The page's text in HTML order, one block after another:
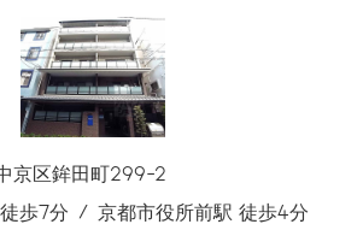
京区鉾田町299-2
歩7分
京都市役所前駅 徒歩4分